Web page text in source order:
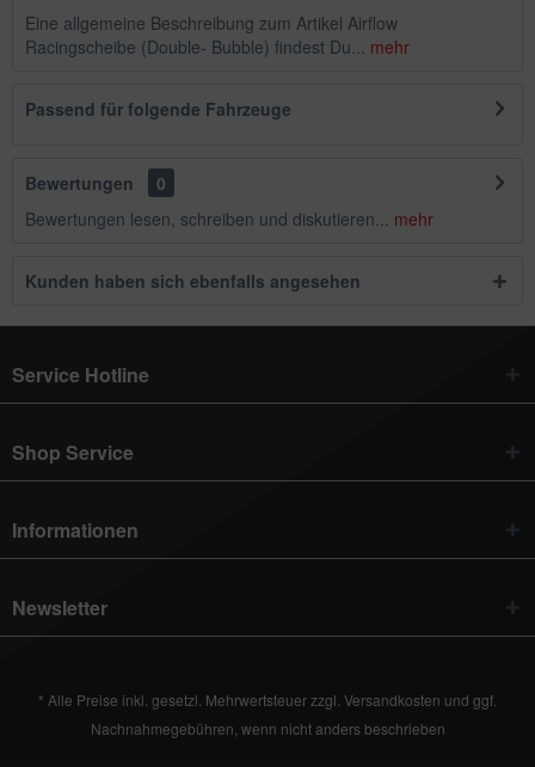
Eine allgemeine Beschreibung zum Artikel Airflow
Racingscheibe (Double- Bubble) findest Du... mehr
Passend für folgende Fahrzeuge
Bewertungen
0
Bewertungen lesen, schreiben und diskutieren... mehr
Kunden haben sich ebenfalls angesehen
Service Hotline
Shop Service
Informationen
Newsletter
* Alle Preise inkl. gesetzl. Mehrwertsteuer zzgl. Versandkosten und ggf.
Nachnahmegebühren, wenn nicht anders beschrieben